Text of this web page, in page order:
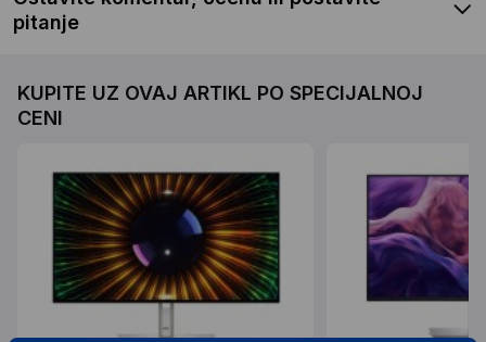
pitanje
KUPITE UZ OVAJ ARTIKL PO SPECIJALNOJ
CENI